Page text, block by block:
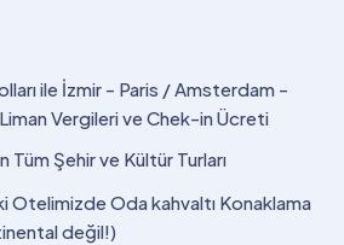
ile İzmir - Paris / Amsterdam -
Vergileri ve Chek-in Ücreti
Şehir ve Kültür Turları
Otelimizde Oda kahvaltı Konaklama
değil!)